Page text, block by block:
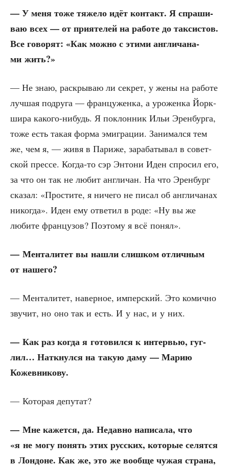
— У меня тоже тяже­ло идёт кон­такт. Я спра­ши­
ваю всех — от при­я­те­лей на рабо­те до так­си­стов.
Все гово­рят: «Как мож­но с эти­ми англи­ча­на­
ми жить?»
— Не знаю, рас­кры­ваю ли сек­рет, у жены на рабо­те
луч­шая подру­га — фран­цу­жен­ка, а уро­жен­ка Йорк­
ши­ра како­го-нибудь. Я поклон­ник Ильи Эрен­бур­га,
тоже есть такая фор­ма эми­гра­ции. Зани­мал­ся тем
же, чем я, — живя в Пари­же, зара­ба­ты­вал в совет­
ской прес­се. Когда-то сэр Энто­ни Иден спро­сил его,
за что он так не любит англи­чан. На что Эрен­бург
ска­зал: «Про­сти­те, я ниче­го не писал об англи­ча­нах
нико­гда». Иден ему отве­тил в роде: «Ну вы же
люби­те фран­цу­зов? Поэто­му я всё понял».
— Мен­та­ли­тет вы нашли слиш­ком отлич­ным
от нашего?
— Мен­та­ли­тет, навер­ное, импер­ский. Это комич­но
зву­чит, но оно так и есть. И у нас, и у них.
— Как раз когда я гото­вил­ся к интер­вью, гуг­
лил… Наткнул­ся на такую даму — Марию
Кожевникову.
— Кото­рая депутат?
— Мне кажет­ся, да. Недав­но напи­са­ла, что
«я не могу понять этих рус­ских, кото­рые селят­ся
в Лон­доне. Как же, это же вооб­ще чужая стра­на,